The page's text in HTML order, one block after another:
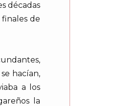
décadas
de
hacían,
a los
la